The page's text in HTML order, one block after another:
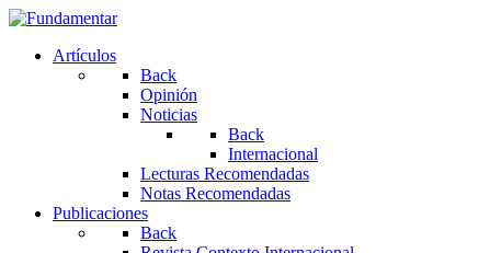
Artículos
Back
Opinión
Noticias
Back
Internacional
Lecturas Recomendadas
Notas Recomendadas
Publicaciones
Back